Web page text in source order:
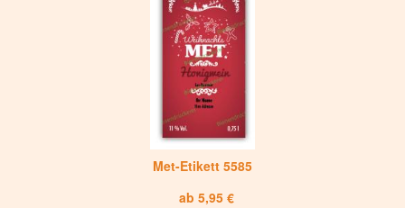
Met-Etikett 5585
ab 5,95 €